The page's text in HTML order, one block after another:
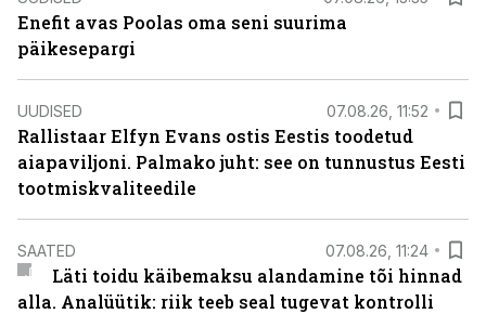
Enefit avas Poolas oma seni suurima
päikesepargi
UUDISED 07.08.26, 11:52
Rallistaar Elfyn Evans ostis Eestis toodetud
aiapaviljoni. Palmako juht: see on tunnustus Eesti
tootmiskvaliteedile
SAATED 07.08.26, 11:24
Läti toidu käibemaksu alandamine tõi hinnad
alla. Analüütik: riik teeb seal tugevat kontrolli